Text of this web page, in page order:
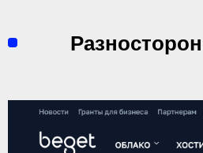
содержимому